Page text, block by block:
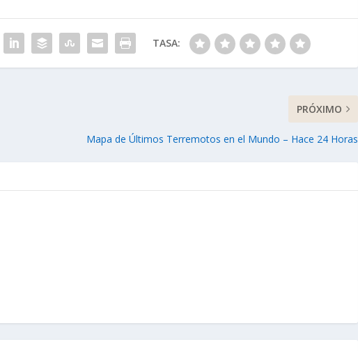
TASA:
PRÓXIMO
Mapa de Últimos Terremotos en el Mundo – Hace 24 Horas